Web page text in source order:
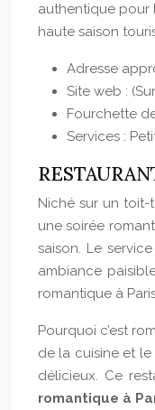
authentique pour
haute saison
Adresse
Site web :
Fourchette
Services :
Niché sur un toit-
une soirée
saison. Le
ambiance
romantique à
Pourquoi c’est
de la cuisine et
délicieux. Ce
romantique à